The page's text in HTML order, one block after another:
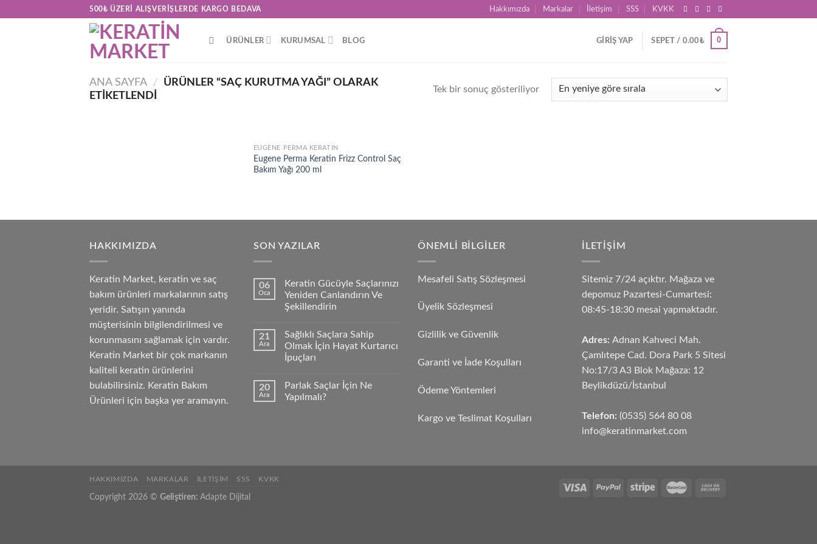
500₺ ÜZERI ALIŞVERIŞLERDE KARGO BEDAVA Hakkımızda Markalar İletişim SSS KVKK
ÜRÜNLER KURUMSAL BLOG GIRIŞ YAP SEPET / 0.00₺ 0
ANA SAYFA / ÜRÜNLER “SAÇ KURUTMA YAĞI” OLARAK
ETIKETLENDI
Tek bir sonuç gösteriliyor
Add to
EUGENE PERMA KERATIN
Eugene Perma Keratin Frizz Control Saç
Bakım Yağı 200 ml
HAKKIMIZDA
Keratin Market, keratin ve saç
bakım ürünleri markalarının satış
yeridir. Satışın yanında
müşterisinin bilgilendirilmesi ve
korunmasını sağlamak için vardır.
Keratin Market bir çok markanın
kaliteli keratin ürünlerini
bulabilirsiniz. Keratin Bakım
Ürünleri için başka yer aramayın.
SON YAZILAR
06
Oca
Keratin Gücüyle Saçlarınızı
Yeniden Canlandırın Ve
Şekillendirin
21
Ara
Sağlıklı Saçlara Sahip
Olmak İçin Hayat Kurtarıcı
İpuçları
20
Ara
Parlak Saçlar İçin Ne
Yapılmalı?
ÖNEMLI BILGILER
Mesafeli Satış Sözleşmesi
Üyelik Sözleşmesi
Gizlilik ve Güvenlik
Garanti ve İade Koşulları
Ödeme Yöntemleri
Kargo ve Teslimat Koşulları
İLETIŞIM
Sitemiz 7/24 açıktır. Mağaza ve
depomuz Pazartesi-Cumartesi:
08:45-18:30 mesai yapmaktadır.
Adres: Adnan Kahveci Mah.
Çamlıtepe Cad. Dora Park 5 Sitesi
No:17/3 A3 Blok Mağaza: 12
Beylikdüzü/İstanbul
Telefon: (0535) 564 80 08
info@keratinmarket.com
HAKKIMIZDA MARKALAR İLETIŞIM SSS KVKK
Copyright 2026 © Geliştiren: Adapte Dijital